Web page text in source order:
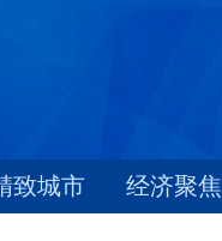
致城市 经济聚焦